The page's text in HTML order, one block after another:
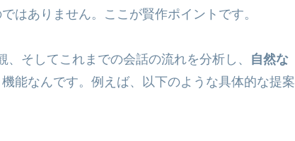
はありません。ここが賢作ポイントです。
そしてこれまでの会話の流れを分析し、 自然な
能なんです。例えば、以下のような具体的な提案